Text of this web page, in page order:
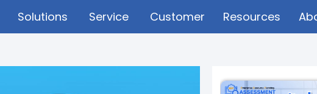
Solutions Service Customer Resources